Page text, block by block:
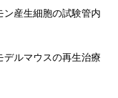
産生細胞の試験管内
ルマウスの再生治療